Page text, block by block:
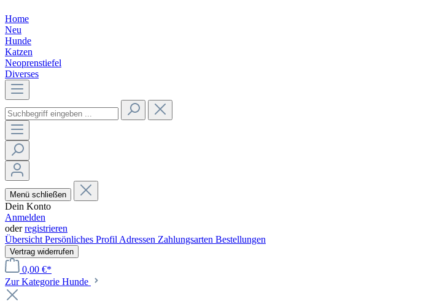
Home
Neu
Hunde
Katzen
Neoprenstiefel
Diverses
Menü schließen
Dein Konto
Anmelden
oderregistrieren
ÜbersichtPersönliches ProfilAdressen Zahlungsarten Bestellungen
Vertrag widerrufen
0,00 €*
Zur Kategorie Hunde